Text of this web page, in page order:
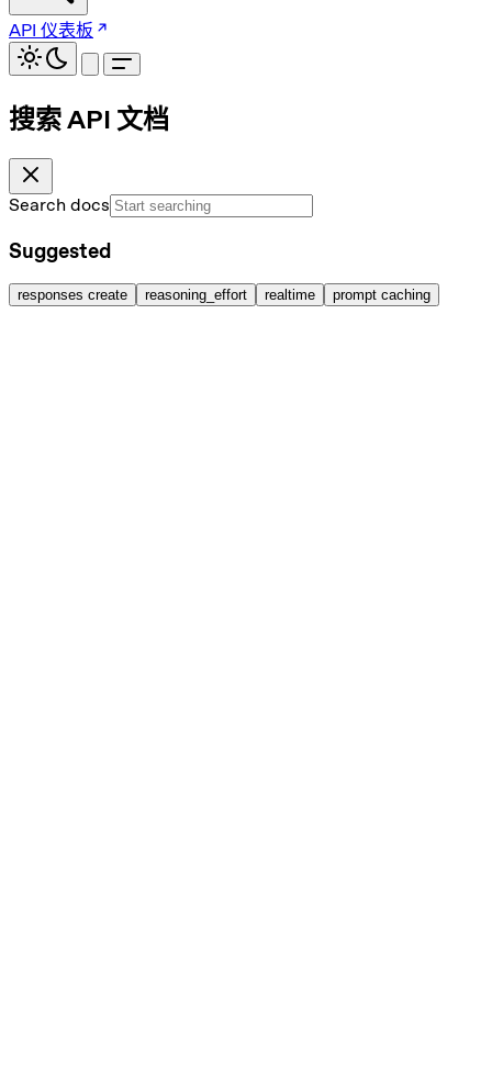
API 仪表板
搜索 API 文档
Search docs
Suggested
responses create reasoning_effort realtime prompt caching